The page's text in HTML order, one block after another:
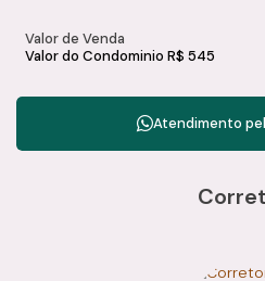
Valor de Venda
Valor do Condominio R$ 545
Atendimento